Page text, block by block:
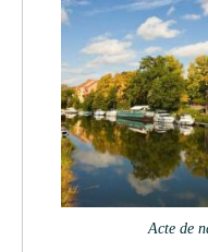
Acte de